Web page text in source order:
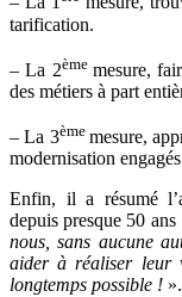
tarification.
– La 2ème mesure,
des métiers à part
– La 3ème mesure,
modernisation
Enfin, il a résumé
depuis presque 50 ans
nous, sans aucune
aider à réaliser leur
longtemps possible ! ».